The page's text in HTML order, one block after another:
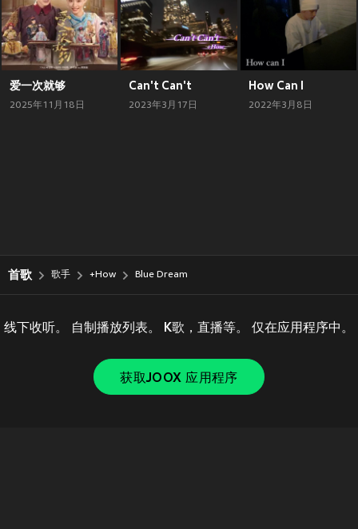
爱一次就够
2025年11月18日
Can't Can't
2023年3月17日
How Can I
2022年3月8日
首歌 歌手 +How Blue Dream
线下收听。 自制播放列表。 K歌，直播等。 仅在应用程序中。
获取JOOX 应用程序